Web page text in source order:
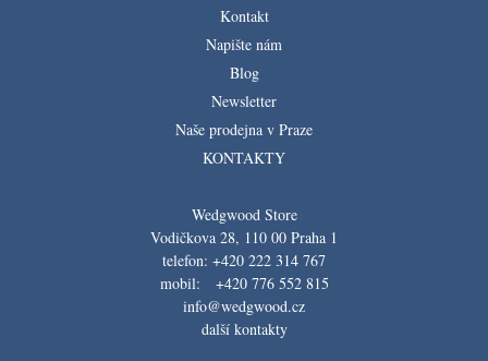
Kontakt
Napište nám
Blog
Newsletter
Naše prodejna v Praze
KONTAKTY
Wedgwood Store
Vodičkova 28, 110 00 Praha 1
telefon: +420 222 314 767
mobil: +420 776 552 815
info@wedgwood.cz
další kontakty